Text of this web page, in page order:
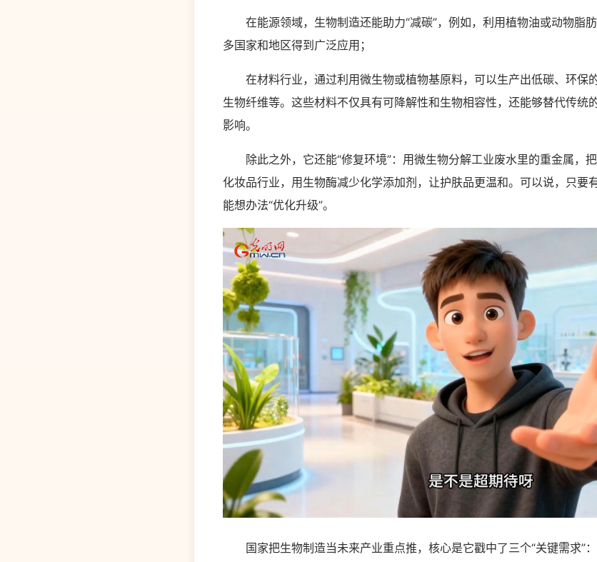
在能源领域，生物制造还能助力“减碳”，例如，利用植物油或动物脂
多国家和地区得到广泛应用；
在材料行业，通过利用微生物或植物基原料，可以生产出低碳、环保的
生物纤维等。这些材料不仅具有可降解性和生物相容性，还能够替代传统
影响。
除此之外，它还能“修复环境”：用微生物分解工业废水里的重金属，
化妆品行业，用生物酶减少化学添加剂，让护肤品更温和。可以说，只要
能想办法“优化升级”。
国家把生物制造当未来产业重点推，核心是它戳中了三个“关键需求”